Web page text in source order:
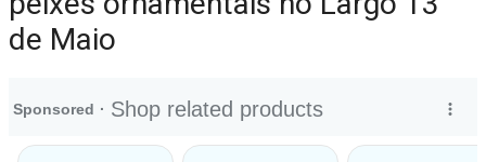
de Maio